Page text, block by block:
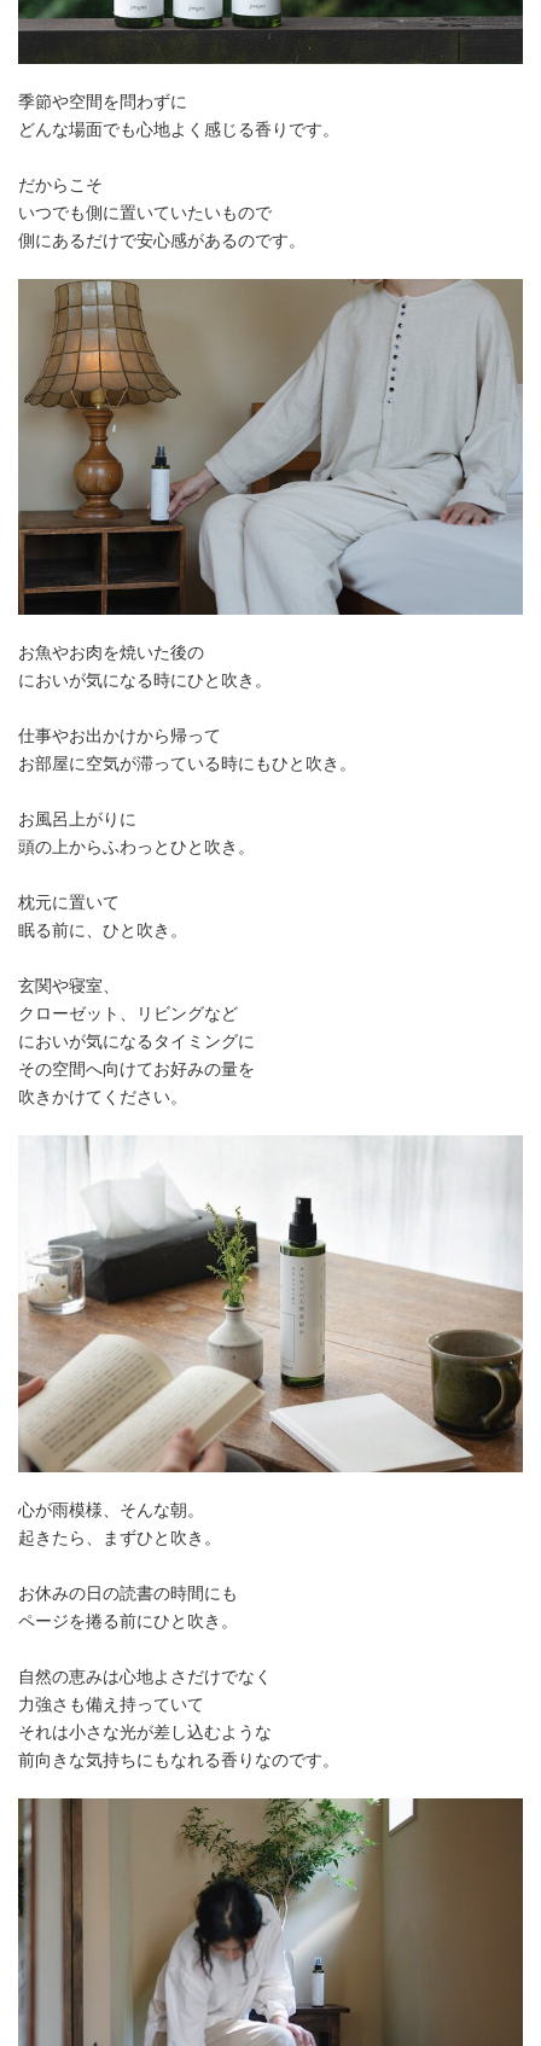
季節や空間を問わずに
どんな場面でも心地よく感じる香りです。
だからこそ
いつでも側に置いていたいもので
側にあるだけで安心感があるのです。
お魚やお肉を焼いた後の
においが気になる時にひと吹き。
仕事やお出かけから帰って
お部屋に空気が滞っている時にもひと吹き。
お風呂上がりに
頭の上からふわっとひと吹き。
枕元に置いて
眠る前に、ひと吹き。
玄関や寝室、
クローゼット、リビングなど
においが気になるタイミングに
その空間へ向けてお好みの量を
吹きかけてください。
心が雨模様、そんな朝。
起きたら、まずひと吹き。
お休みの日の読書の時間にも
ページを捲る前にひと吹き。
自然の恵みは心地よさだけでなく
力強さも備え持っていて
それは小さな光が差し込むような
前向きな気持ちにもなれる香りなのです。